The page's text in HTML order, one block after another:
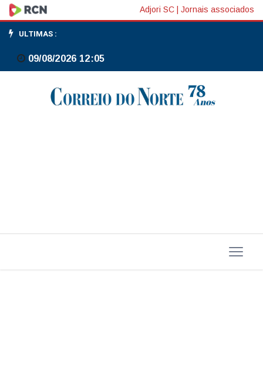
Lula
sanciona
programa
Adjori SC Jornais associados
ULTIMAS :
09/08/2026 12:05